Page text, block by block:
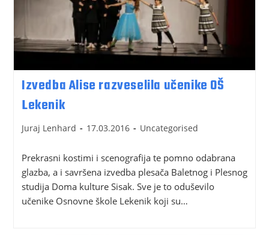
Izvedba Alise razveselila učenike OŠ
Lekenik
Juraj Lenhard 17.03.2016 Uncategorised
Prekrasni kostimi i scenografija te pomno odabrana
glazba, a i savršena izvedba plesača Baletnog i Plesnog
studija Doma kulture Sisak. Sve je to oduševilo
učenike Osnovne škole Lekenik koji su…